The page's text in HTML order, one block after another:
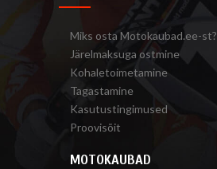
Miks osta Motokaubad.ee-st?
Järelmaksuga ostmine
Kohaletoimetamine
Tagastamine
Kasutustingimused
Proovisõit
MOTOKAUBAD